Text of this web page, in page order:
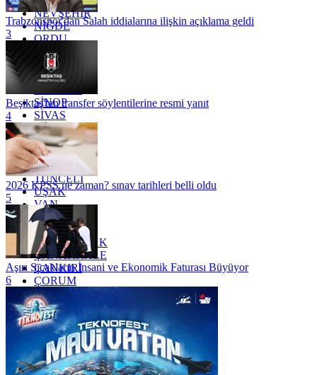
NEVŞEHİR
NİĞDE
ORDU
OSMANİYE
RİZE
SAKARYA
SİNOP
SİVAS
SİİRT
TEKİRDAĞ
TOKAT
TRABZON
TUNCELİ
UŞAK
VAN
YALOVA
YOZGAT
ZONGULDAK
ÇANAKKALE
ÇANKIRI
ÇORUM
İSTANBUL
İZMİR
ŞANLIURFA
ŞIRNAK
Trabzonspor'dan Salah iddialarına ilişkin açıklama geldi
3
Beşiktaş'tan transfer söylentilerine resmi yanıt
4
2026 KPSS ne zaman? sınav tarihleri belli oldu
5
Aşırı Sıcakların İnsani ve Ekonomik Faturası Büyüyor
6